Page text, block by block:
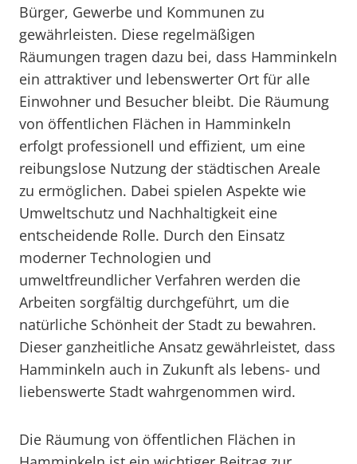
Bürger, Gewerbe und Kommunen zu
gewährleisten. Diese regelmäßigen
Räumungen tragen dazu bei, dass Hamminkeln
ein attraktiver und lebenswerter Ort für alle
Einwohner und Besucher bleibt. Die Räumung
von öffentlichen Flächen in Hamminkeln
erfolgt professionell und effizient, um eine
reibungslose Nutzung der städtischen Areale
zu ermöglichen. Dabei spielen Aspekte wie
Umweltschutz und Nachhaltigkeit eine
entscheidende Rolle. Durch den Einsatz
moderner Technologien und
umweltfreundlicher Verfahren werden die
Arbeiten sorgfältig durchgeführt, um die
natürliche Schönheit der Stadt zu bewahren.
Dieser ganzheitliche Ansatz gewährleistet, dass
Hamminkeln auch in Zukunft als lebens- und
liebenswerte Stadt wahrgenommen wird.
Die Räumung von öffentlichen Flächen in